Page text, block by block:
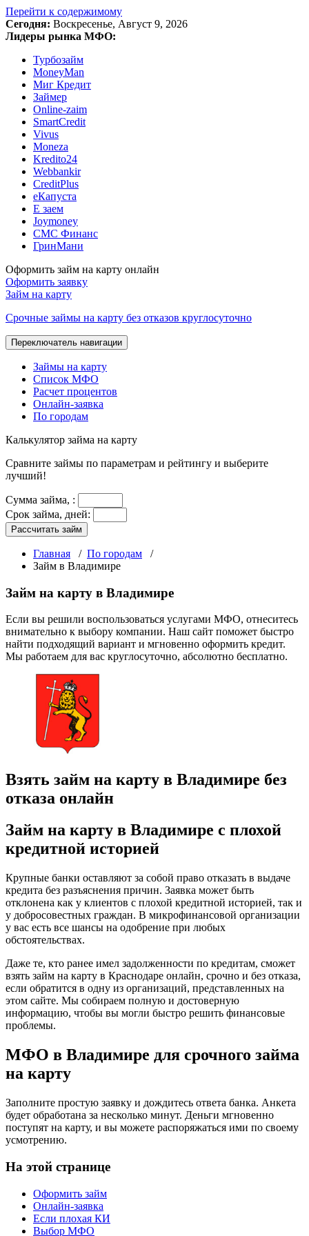
Перейти к содержимому
Сегодня: Воскресенье, Август 9, 2026
Лидеры рынка МФО:
Турбозайм
MoneyMan
Миг Кредит
Займер
Online-zaim
SmartCredit
Vivus
Moneza
Kredito24
Webbankir
CreditPlus
еКапуста
Е заем
Joymoney
СМС Финанс
ГринМани
Оформить займ на карту онлайн
Оформить заявку
Займ на карту
Срочные займы на карту без отказов круглосуточно
Переключатель навигации
Займы на карту
Список МФО
Расчет процентов
Онлайн-заявка
По городам
Калькулятор займа на карту
Сравните займы по параметрам и рейтингу и выберите
лучший!
Сумма займа, :
Срок займа, дней:
Рассчитать займ
Главная / По городам /
Займ в Владимире
Займ на карту в Владимире
Если вы решили воспользоваться услугами МФО, отнеситесь
внимательно к выбору компании. Наш сайт поможет быстро
найти подходящий вариант и мгновенно оформить кредит.
Мы работаем для вас круглосуточно, абсолютно бесплатно.
Взять займ на карту в Владимире без
отказа онлайн
Займ на карту в Владимире с плохой
кредитной историей
Крупные банки оставляют за собой право отказать в выдаче
кредита без разъяснения причин. Заявка может быть
отклонена как у клиентов с плохой кредитной историей, так и
у добросовестных граждан. В микрофинансовой организации
у вас есть все шансы на одобрение при любых
обстоятельствах.
Даже те, кто ранее имел задолженности по кредитам, сможет
взять займ на карту в Краснодаре онлайн, срочно и без отказа,
если обратится в одну из организаций, представленных на
этом сайте. Мы собираем полную и достоверную
информацию, чтобы вы могли быстро решить финансовые
проблемы.
МФО в Владимире для срочного займа
на карту
Заполните простую заявку и дождитесь ответа банка. Анкета
будет обработана за несколько минут. Деньги мгновенно
поступят на карту, и вы можете распоряжаться ими по своему
усмотрению.
На этой странице
Оформить займ
Онлайн-заявка
Если плохая КИ
Выбор МФО